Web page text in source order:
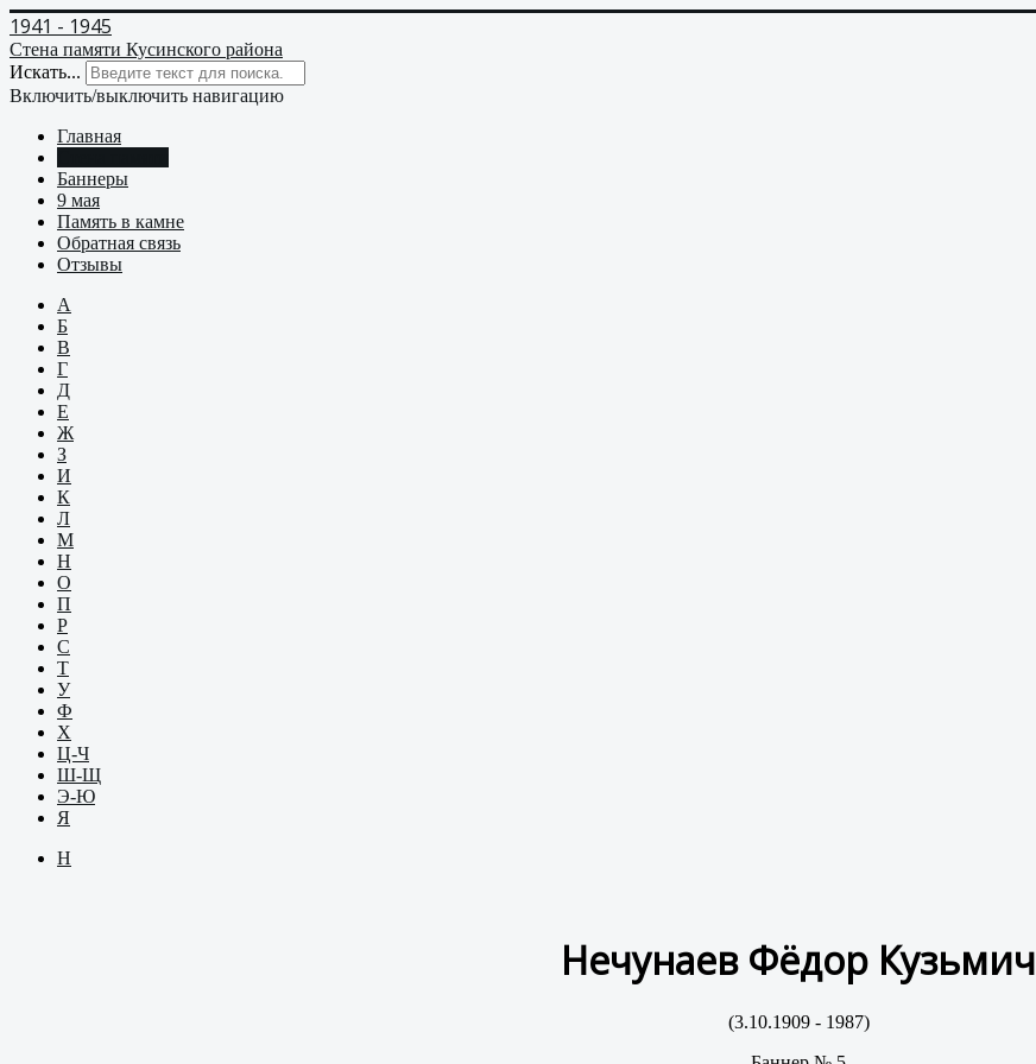
1941 - 1945
Стена памяти Кусинского района
Искать...
Включить/выключить навигацию
Главная
Баннеры
9 мая
Память в камне
Обратная связь
Отзывы
А
Б
В
Г
Д
Е
Ж
З
И
К
Л
М
Н
О
П
Р
С
Т
У
Ф
Х
Ц-Ч
Ш-Щ
Э-Ю
Я
Н
Нечунаев Фёдор Кузьмич
(3.10.1909 - 1987)